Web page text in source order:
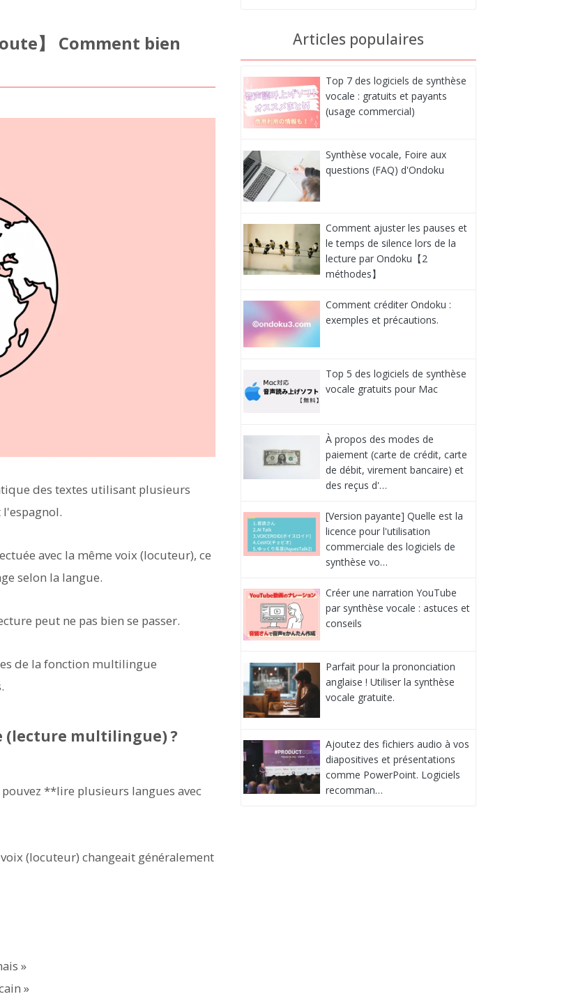
】 Comment bien
des textes utilisant plusieurs
avec la même voix (locuteur), ce
selon la langue.
peut ne pas bien se passer.
de la fonction multilingue
(lecture multilingue) ?
**lire plusieurs langues avec
(locuteur) changeait généralement
»
»
Articles populaires
Top 7 des logiciels de synthèse
vocale : gratuits et payants
(usage commercial)
Synthèse vocale, Foire aux
questions (FAQ) d'Ondoku
Comment ajuster les pauses et
le temps de silence lors de la
lecture par Ondoku【2
méthodes】
Comment créditer Ondoku :
exemples et précautions.
Top 5 des logiciels de synthèse
vocale gratuits pour Mac
À propos des modes de
paiement (carte de crédit, carte
de débit, virement bancaire) et
des reçus d'…
[Version payante] Quelle est la
licence pour l'utilisation
commerciale des logiciels de
synthèse vo…
Créer une narration YouTube
par synthèse vocale : astuces et
conseils
Parfait pour la prononciation
anglaise ! Utiliser la synthèse
vocale gratuite.
Ajoutez des fichiers audio à vos
diapositives et présentations
comme PowerPoint. Logiciels
recomman…